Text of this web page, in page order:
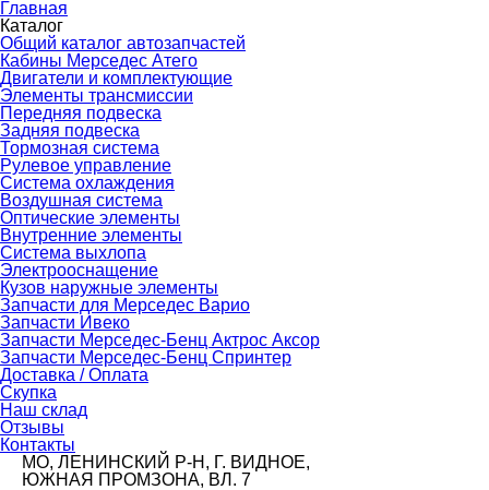
Главная
Каталог
Общий каталог автозапчастей
Кабины Мерседес Атего
Двигатели и комплектующие
Элементы трансмиссии
Передняя подвеска
Задняя подвеска
Тормозная сиcтема
Рулевое управление
Система охлаждения
Воздушная система
Оптические элементы
Внутренние элементы
Система выхлопа
Электрооснащение
Кузов наружные элементы
Запчасти для Мерседес Варио
Запчасти Ивеко
Запчасти Мерседес-Бенц Актрос Аксор
Запчасти Мерседес-Бенц Спринтер
Доставка / Оплата
Скупка
Наш склад
Отзывы
Контакты
МО, ЛЕНИНСКИЙ Р-Н, Г. ВИДНОЕ,
ЮЖНАЯ ПРОМЗОНА, ВЛ. 7